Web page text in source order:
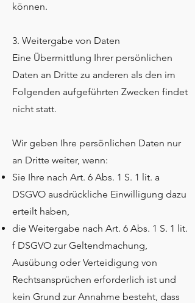
können.
3. Weitergabe von Daten
Eine Übermittlung Ihrer persönlichen
Daten an Dritte zu anderen als den im
Folgenden aufgeführten Zwecken findet
nicht statt.
Wir geben Ihre persönlichen Daten nur
an Dritte weiter, wenn:
Sie Ihre nach Art. 6 Abs. 1 S. 1 lit. a
DSGVO ausdrückliche Einwilligung dazu
erteilt haben,
die Weitergabe nach Art. 6 Abs. 1 S. 1 lit.
f DSGVO zur Geltendmachung,
Ausübung oder Verteidigung von
Rechtsansprüchen erforderlich ist und
kein Grund zur Annahme besteht, dass